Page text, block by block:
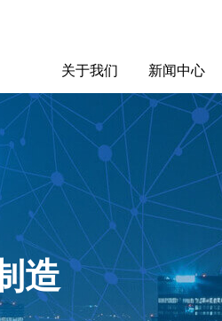
关于我们
集团介绍
全球布局
发展历程
资源资质
联系我们
新闻中心
yabo.com南京玛
瑞丝塔化妆品贸
易有限公司新闻
媒体聚焦
造